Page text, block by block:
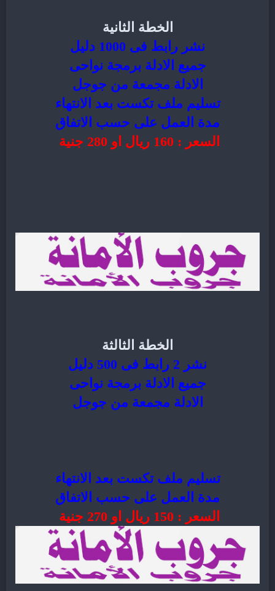
الخطة الثانية
نشر رابط فى 1000 دليل
جميع الادلة برمجة نواحى
الادلة مجمعة من جوجل
تسليم ملف تكست بعد الانتهاء
مدة العمل على حسب الاتفاق
السعر : 160 ريال او 280 جنية
الخطة الثالثة
نشر 2 رابط فى 500 دليل
جميع الادلة برمجة نواحى
الادلة مجمعة من جوجل
تسليم ملف تكست بعد الانتهاء
مدة العمل على حسب الاتفاق
السعر : 150 ريال او 270 جنية